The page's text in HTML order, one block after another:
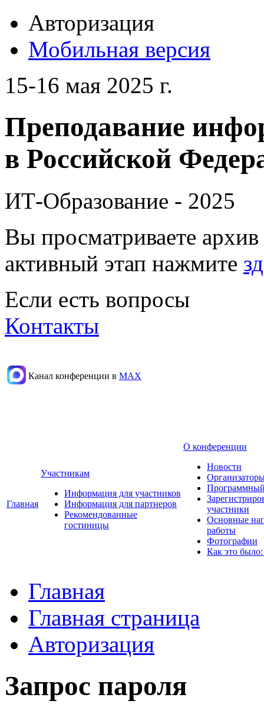
Авторизация
Мобильная версия
15-16 мая 2025 г.
Преподавание
в Российской
ИТ-Образование - 2025
Вы просматриваете
активный этап нажмите
Если есть вопросы
Контакты
Канал конференции в МАХ
Главная
Участникам
Информация для участников
Информация для партнеров
Рекомендованные
гостиницы
О конференции
Новости
участники
Основные
работы
Фотографии
Как это
Главная
Главная страница
Авторизация
Запрос пароля